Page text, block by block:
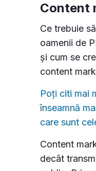
Content
Ce trebuie
oamenii de
și cum se
content
Poți citi mai
înseamnă
care sunt
Content
decât